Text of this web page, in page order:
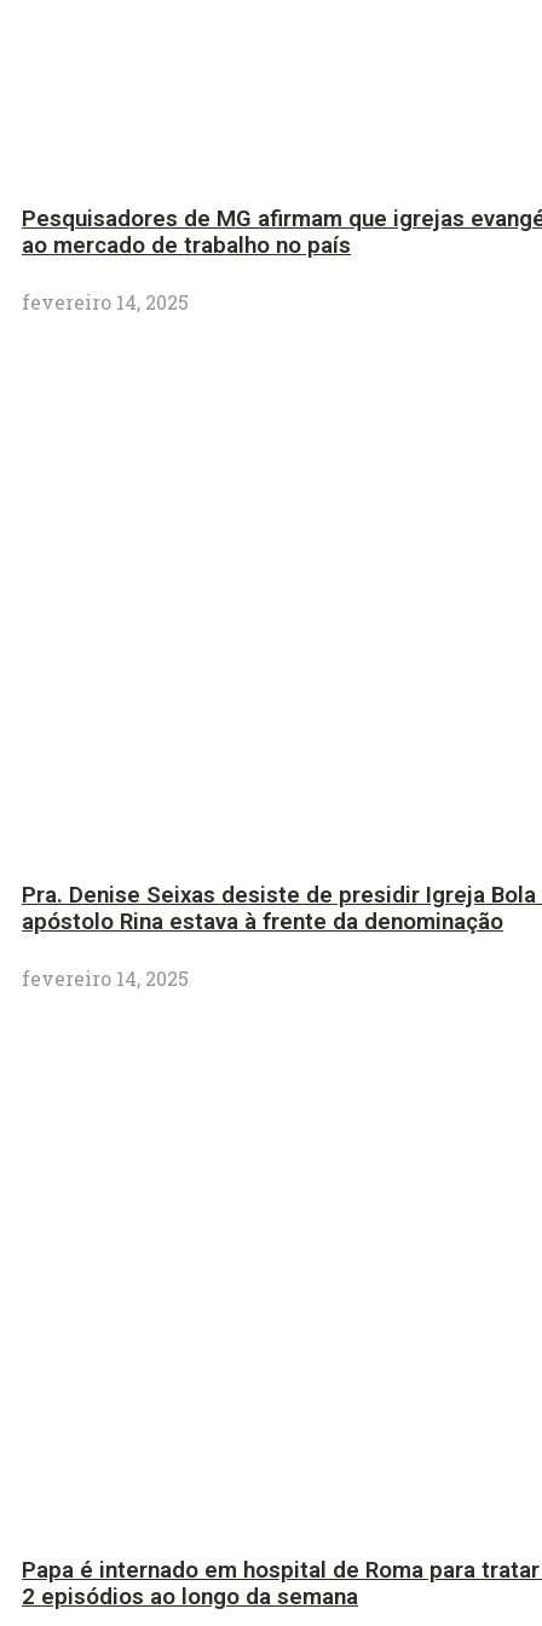
Pesquisadores de MG afirmam que igrejas
ao mercado de trabalho no país
fevereiro 14, 2025
Pra. Denise Seixas desiste de presidir Igreja Bola
apóstolo Rina estava à frente da denominação
fevereiro 14, 2025
Papa é internado em hospital de Roma para
2 episódios ao longo da semana